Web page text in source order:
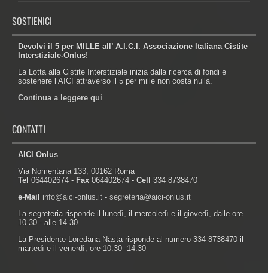
SOSTIENICI
Devolvi il 5 per MILLE all’ A.I.C.I. Associazione Italiana Cistite
Interstiziale-Onlus!
La Lotta alla Cistite Interstiziale inizia dalla ricerca di fondi e
sostenere l’AICI attraverso il 5 per mille non costa nulla.
Continua a leggere qui
CONTATTI
AICI Onlus
Via Nomentana 133, 00162 Roma
Tel 064402674 - Fax 064402674 - Cell
334 8738470
e-Mail
info@aici-onlus.it - segreteria@aici-onlus.it
La segreteria risponde il lunedì, il mercoledì e il giovedì, dalle ore
10.30 - alle 14.30
La Presidente Loredana Nasta risponde al numero 334 8738470 il
martedì e il venerdì, ore 10.30 -14.30